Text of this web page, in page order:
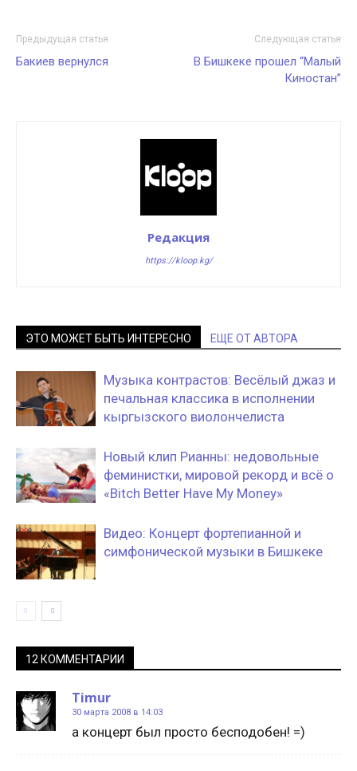
Предыдущая статья
Бакиев вернулся
Следующая статья
В Бишкеке прошел “Малый
Киностан”
Редакция
https://kloop.kg/
ЭТО МОЖЕТ БЫТЬ ИНТЕРЕСНО ЕЩЕ ОТ АВТОРА
Музыка контрастов: Весёлый джаз и
печальная классика в исполнении
кыргызского виолончелиста
Новый клип Рианны: недовольные
феминистки, мировой рекорд и всё о
«Bitch Better Have My Money»
Видео: Концерт фортепианной и
симфонической музыки в Бишкеке
12 КОММЕНТАРИИ
Timur
30 марта 2008 в 14:03
а концерт был просто бесподобен! =)